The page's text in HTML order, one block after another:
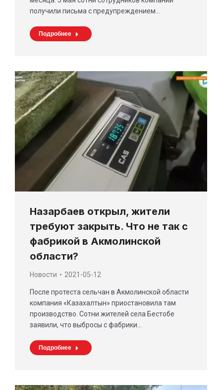
получили письма с предупреждением…
Подробнее
Назарбаев открыл, жители
требуют закрыть. Что не так с
фабрикой в Акмолинской
области?
Новости 2021-05-12
После протеста сельчан в Акмолинской области
компания «Казахалтын» приостановила там
производство. Сотни жителей села Бестобе
заявили, что выбросы с фабрики…
Подробнее